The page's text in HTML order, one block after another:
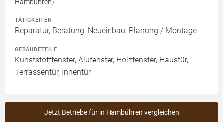
Hambühren)
TÄTIGKEITEN
Reparatur, Beratung, Neueinbau, Planung / Montage
GEBÄUDETEILE
Kunststofffenster, Alufenster, Holzfenster, Haustür,
Terrassentür, Innentür
Jetzt Betriebe für in Hambühren vergleichen